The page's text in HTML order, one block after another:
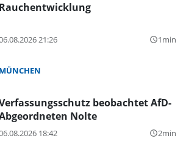
Rauchentwicklung
21:26 query_builder1min
MÜNCHEN
beobachtet AfD-
Nolte
18:42 query_builder2min